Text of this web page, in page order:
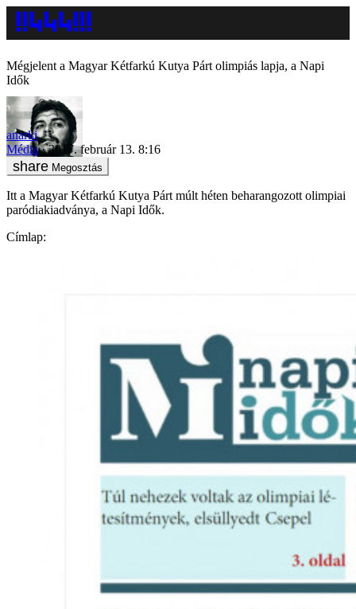
Mégjelent a Magyar Kétfarkú Kutya Párt olimpiás lapja, a Napi
Idők
anarki
Média
2017. február 13. 8:16
Megosztás
Itt a Magyar Kétfarkú Kutya Párt múlt héten beharangozott olimpiai
paródiakiadványa, a Napi Idők.
Címlap: